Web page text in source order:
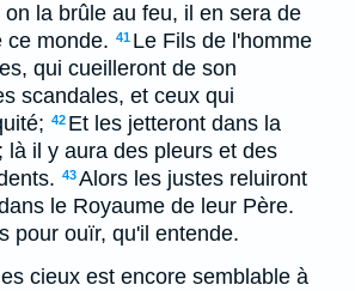
la brûle au feu, il en sera de
ce monde. 41 Le Fils de l'homme
qui cueilleront de son
scandales, et ceux qui
42 Et les jetteront dans la
là il y aura des pleurs et des
43Alors les justes reluiront
le Royaume de leur Père.
pour ouïr, qu'il entende.
cieux est encore semblable à